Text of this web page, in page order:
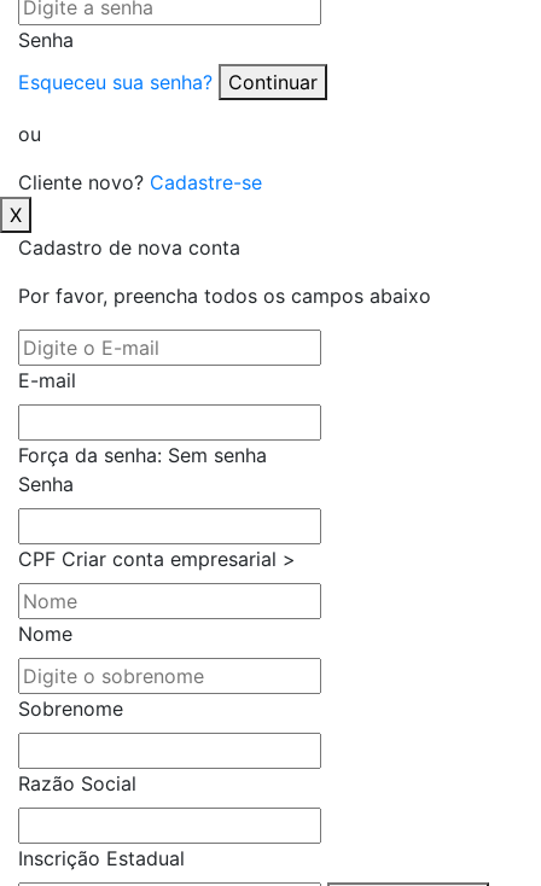
Senha
Esqueceu sua senha?
Continuar
ou
Cliente novo? Cadastre-se
X
Cadastro de nova conta
Por favor, preencha todos os campos abaixo
E-mail
Força da senha: Sem senha
Senha
CPF Criar conta empresarial >
Nome
Sobrenome
Razão Social
Inscrição Estadual